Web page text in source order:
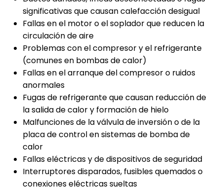
significativas que causan calefacción desigual
Fallas en el motor o el soplador que reducen la
circulación de aire
Problemas con el compresor y el refrigerante
(comunes en bombas de calor)
Fallas en el arranque del compresor o ruidos
anormales
Fugas de refrigerante que causan reducción de
la salida de calor y formación de hielo
Malfunciones de la válvula de inversión o de la
placa de control en sistemas de bomba de
calor
Fallas eléctricas y de dispositivos de seguridad
Interruptores disparados, fusibles quemados o
conexiones eléctricas sueltas